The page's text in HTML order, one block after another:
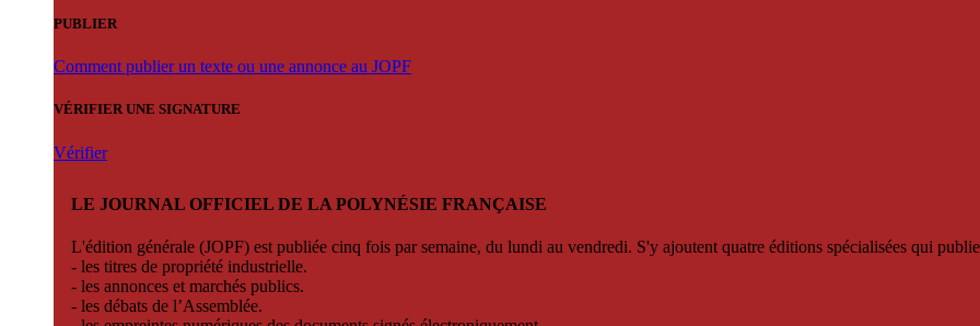
PUBLIER
Comment publier un texte ou une annonce au JOPF
VÉRIFIER UNE SIGNATURE
Vérifier
LE JOURNAL OFFICIEL DE LA POLYNÉSIE FRANÇAISE
L'édition générale (JOPF) est publiée cinq fois par semaine, du lundi au vendredi. S'y ajoutent quatre éditions spécialisées qui
- les titres de propriété industrielle.
- les annonces et marchés publics.
- les débats de l’Assemblée.